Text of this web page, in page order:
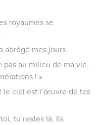
royaumes se
abrégé mes jours.
pas au milieu de ma vie,
! »
le ciel est l’œuvre de tes
tu restes là. Ils